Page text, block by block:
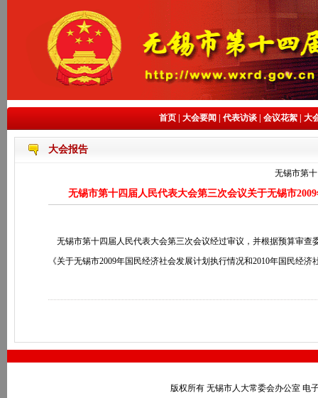
首页 大会要闻 代表访谈 会议花絮 大
大会报告
无锡市第
无锡市第十四届人民代表大会第三次会议关于无锡市
无锡市第十四届人民代表大会第三次会议经过审议，并根据预算审查
《关于无锡市2009年国民经济社会发展计划执行情况和2010年国民经济
版权所有 无锡市人大常委会办公室 电